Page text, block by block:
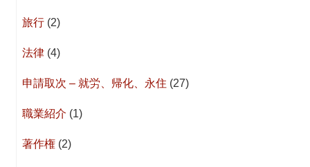
旅行 (2)
法律 (4)
申請取次 – 就労、帰化、永住 (27)
職業紹介 (1)
著作権 (2)